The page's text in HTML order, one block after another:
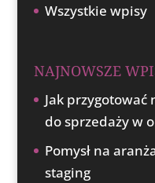
Wszystkie wpisy
NAJNOWSZE
Jak przygotować
do sprzedaży w
Pomysł na
staging